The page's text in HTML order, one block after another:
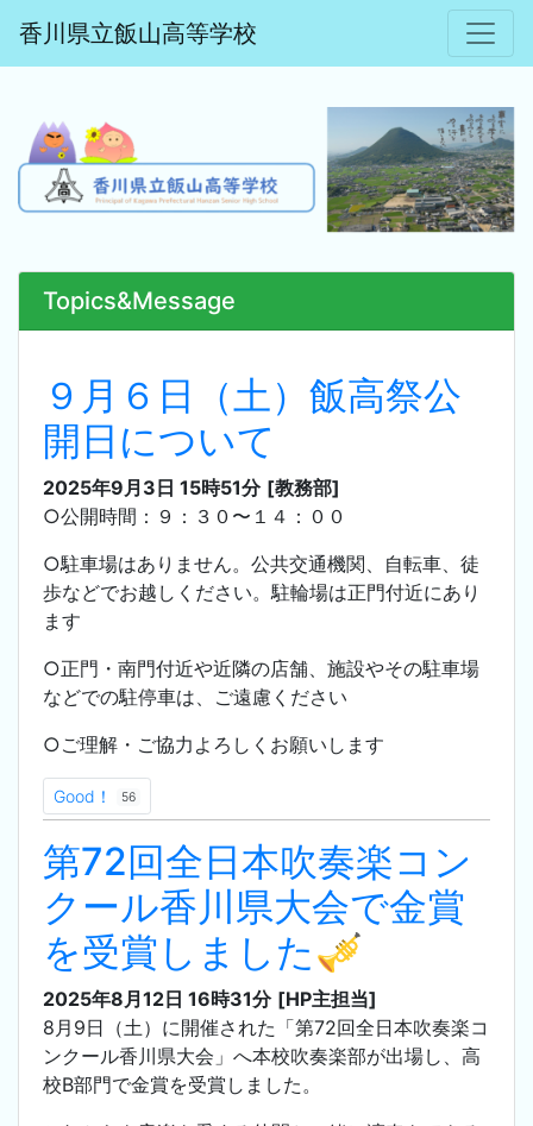
香川県立飯山高等学校
Topics&Message
９月６日（土）飯高祭公
開日について
2025年9月3日 15時51分 [教務部]
○公開時間：９：３０〜１４：００
○駐車場はありません。公共交通機関、自転車、徒
歩などでお越しください。駐輪場は正門付近にあり
ます
○正門・南門付近や近隣の店舗、施設やその駐車場
などでの駐停車は、ご遠慮ください
○ご理解・ご協力よろしくお願いします
Good！ 56
第72回全日本吹奏楽コン
クール香川県大会で金賞
を受賞しました🎺
2025年8月12日 16時31分 [HP主担当]
8月9日（土）に開催された「第72回全日本吹奏楽コ
ンクール香川県大会」へ本校吹奏楽部が出場し、高
校B部門で金賞を受賞しました。